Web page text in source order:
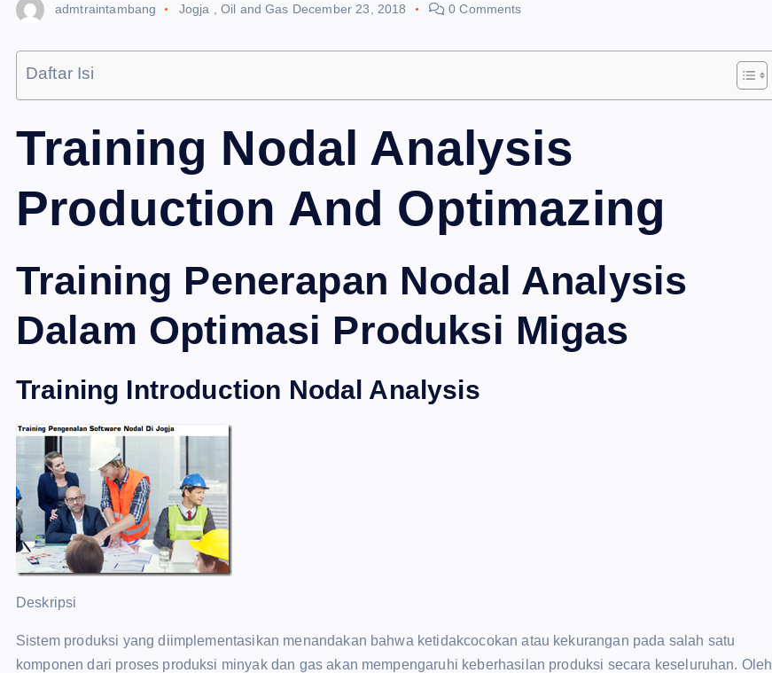
admtraintambang Jogja Oil and Gas December 23, 2018 0 Comments
Daftar Isi
Training Nodal Analysis
Production And Optimazing
Training Penerapan Nodal Analysis
Dalam Optimasi Produksi Migas
Training Introduction Nodal Analysis
Deskripsi
Sistem produksi yang diimplementasikan menandakan bahwa ketidakcocokan atau kekurangan pada salah satu
komponen dari proses produksi minyak dan gas akan mempengaruhi keberhasilan produksi secara keseluruhan. Oleh